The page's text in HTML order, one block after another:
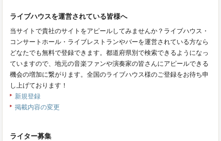
ライブハウスを運営されている皆様へ
当サイトで貴社のサイトをアピールしてみませんか？ライブハウス・
コンサートホール・ライブレストランやバーを運営されている方なら
どなたでも無料で登録できます。都道府県別で検索できるようになっ
ていますので、地元の音楽ファンや演奏家の皆さんにアピールできる
機会の増加に繋がります。全国のライブハウス様のご登録をお待ち申
し上げております！
新規登録
掲載内容の変更
ライター募集